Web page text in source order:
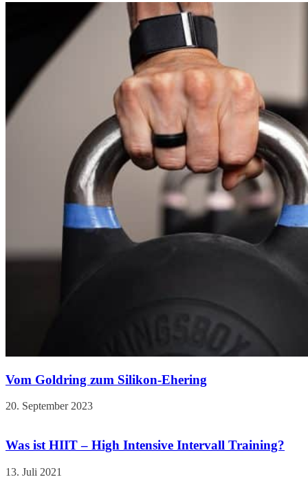
Vom Goldring zum Silikon-Ehering
20. September 2023
Was ist HIIT – High Intensive Intervall Training?
13. Juli 2021